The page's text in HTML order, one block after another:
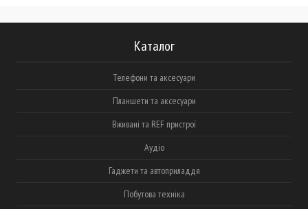
Каталог
Телефони та аксесуари
Планшети та аксесуари
Вживані та REF пристрої
Аудіо
Гаджети та автоприладдя
Побутова техніка